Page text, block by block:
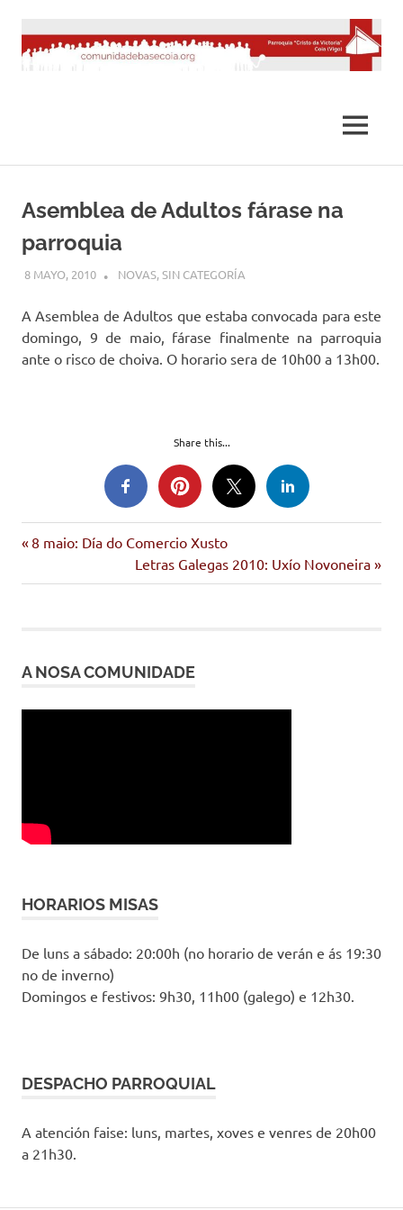
contenido
MENÚ
Asemblea de Adultos fárase na
parroquia
8 MAYO, 2010 DESARROLLO
NOVAS,SIN CATEGORÍA
A Asemblea de Adultos que estaba convocada para este
domingo, 9 de maio, fárase finalmente na parroquia
ante o risco de choiva. O horario sera de 10h00 a 13h00.
Share this...
Navegación
de
Entrada
8 maio: Día do Comercio Xusto
Siguiente
entrada:
Letras Galegas 2010: Uxío Novoneira
A NOSA COMUNIDADE
HORARIOS MISAS
De luns a sábado: 20:00h (no horario de verán e ás 19:30
no de inverno)
Domingos e festivos: 9h30, 11h00 (galego) e 12h30.
DESPACHO PARROQUIAL
A atención faise: luns, martes, xoves e venres de 20h00
a 21h30.